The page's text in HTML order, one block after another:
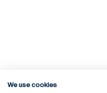
We use cookies